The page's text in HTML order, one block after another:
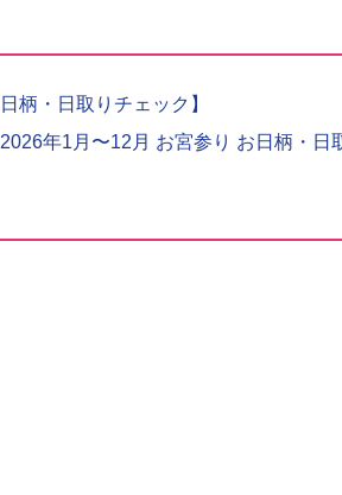
日柄・日取りチェック】
年1月〜12月 お宮参り お日柄・日